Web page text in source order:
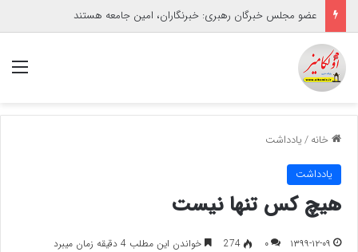
عضو مجلس خبرگان رهبری: خبرنگاران، امین جامعه هستند
خانه/یادداشت
یادداشت
هیچ کس تنها نیست
۱۳۹۹-۱۲-۰۹ ۰ 274 خواندن این مطلب 4 دقیقه زمان میبرد